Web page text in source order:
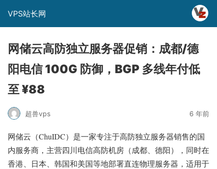
VPS站长网
网储云高防独立服务器促销：成都/德
阳电信 100G 防御，BGP 多线年付低
至 ¥88
超兽vps 6 年前
网储云（ChuIDC）是一家专注于高防独立服务器销售的国
内服务商，主营四川电信高防机房（成都、德阳），同时在
香港、日本、韩国和美国等地部署直连物理服务器，适用于